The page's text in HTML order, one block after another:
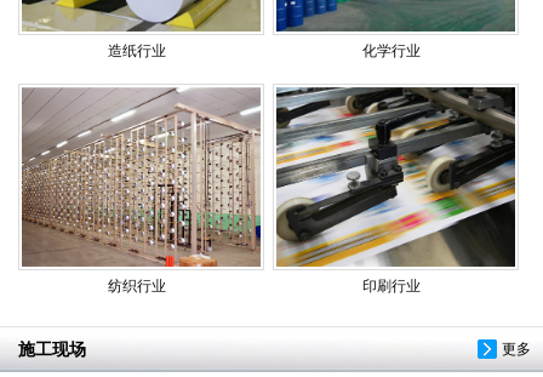
造纸行业 化学行业
纺织行业 印刷行业
更多
施工现场